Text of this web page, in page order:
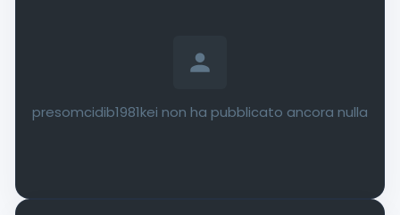
presomcidib1981kei non ha pubblicato ancora nulla